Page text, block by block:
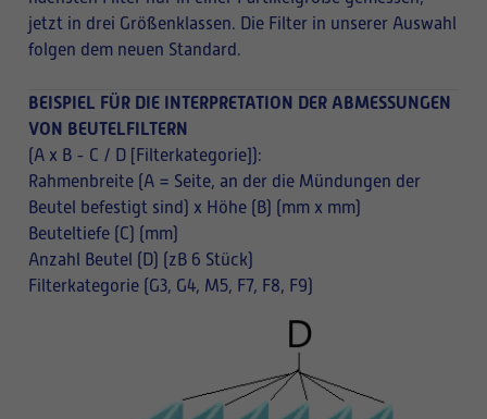
jetzt in drei Größenklassen. Die Filter in unserer Auswahl
folgen dem neuen Standard.
BEISPIEL FÜR DIE INTERPRETATION DER ABMESSUNGEN
VON BEUTELFILTERN
(A x B - C / D [Filterkategorie]):
Rahmenbreite (A = Seite, an der die Mündungen der
Beutel befestigt sind) x Höhe (B) (mm x mm)
Beuteltiefe (C) (mm)
Anzahl Beutel (D) (zB 6 Stück)
Filterkategorie (G3, G4, M5, F7, F8, F9)